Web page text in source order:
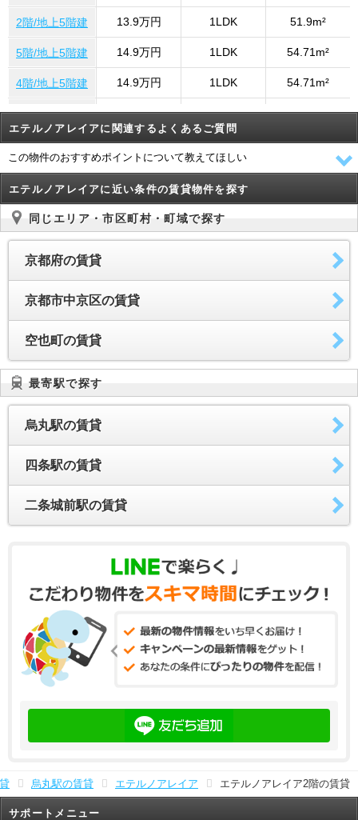
2階/地上5階建 13.9万円 1LDK 51.9m²
5階/地上5階建 14.9万円 1LDK 54.71m²
4階/地上5階建 14.9万円 1LDK 54.71m²
4階/地上5階建 14.0万円 1LDK 50.0m²
502号室 14.9万円 1LDK 54.71m²
5階/地上5階建 14.9万円 1LDK 51.9m²
4階/地上5階建 14.0万円 1LDK 50.0m²
エテルノアレイアに関連するよくあるご質問
この物件のおすすめポイントについて教えてほしい
エテルノアレイアに近い条件の賃貸物件を探す
同じエリア・市区町村・町域で探す
京都府の賃貸
京都市中京区の賃貸
空也町の賃貸
最寄駅で探す
烏丸駅の賃貸
四条駅の賃貸
二条城前駅の賃貸
烏丸駅の賃貸 エテルノアレイア エテルノアレイア2階の賃貸
サポートメニュー